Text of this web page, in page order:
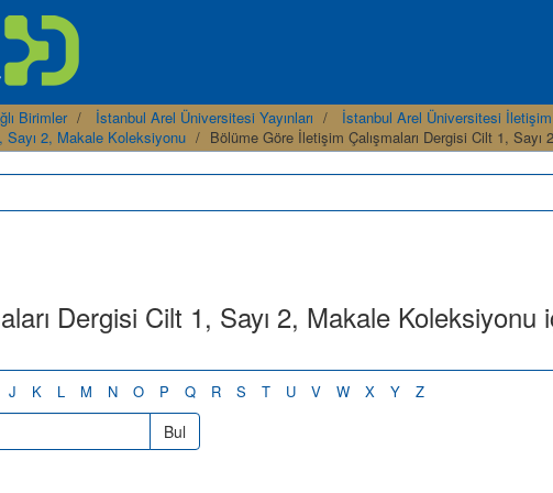
Birimler İstanbul Arel Üniversitesi Yayınları İstanbul Arel Üniversitesi İletişim
Sayı 2, Makale Koleksiyonu
Bölüme Göre İletişim Çalışmaları Dergisi Cilt 1,
Dergisi Cilt 1, Sayı 2, Makale Koleksiyonu
J K L M N O P Q R S T U V W X Y Z
Bul